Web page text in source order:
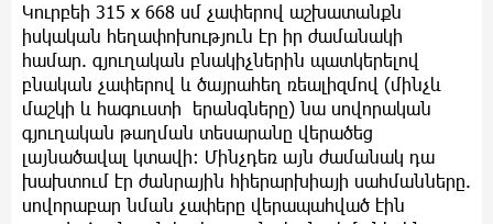
Կուրբեի 315 x 668 սմ չափերով աշխատանքն
իսկական հեղափոխություն էր իր ժամանակի
համար. գյուղական բնակիչներին պատկերելով
բնական չափերով և ծայրահեղ ռեալիզմով (մինչև
մաշկի և հագուստի երանգները) նա սովորական
գյուղական թաղման տեսարանը վերածեց
լայնածավալ կտավի: Մինչդեռ այն ժամանակ դա
խախտում էր ժանրային հիերարխիայի սահմանները.
սովորաբար նման չափերը վերապահված էին